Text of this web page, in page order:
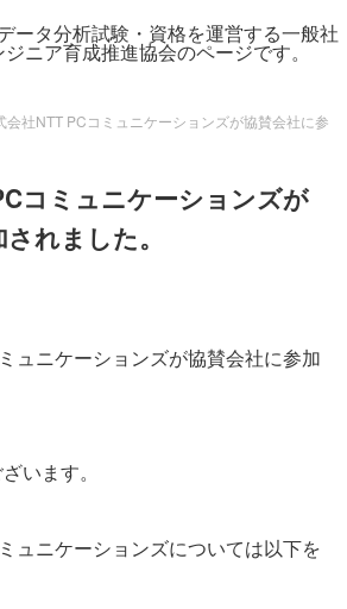
ータ分析試験・資格を運営する一般社
ニア育成推進協会のページです。
会社NTT PCコミュニケーションズが協賛会社に参
コミュニケーションズが
れました。
ュニケーションズが協賛会社に参加
います。
ュニケーションズについては以下を